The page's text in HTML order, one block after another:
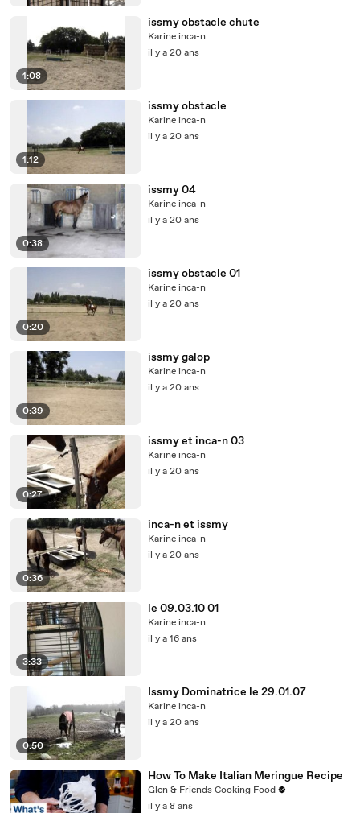
1:08
issmy obstacle chute
Karine inca-n
il y a 20 ans
1:12
issmy obstacle
Karine inca-n
il y a 20 ans
0:38
issmy 04
Karine inca-n
il y a 20 ans
0:20
issmy obstacle 01
Karine inca-n
il y a 20 ans
0:39
issmy galop
Karine inca-n
il y a 20 ans
0:27
issmy et inca-n 03
Karine inca-n
il y a 20 ans
0:36
inca-n et issmy
Karine inca-n
il y a 20 ans
3:33
le 09.03.10 01
Karine inca-n
il y a 16 ans
0:50
Issmy Dominatrice le 29.01.07
Karine inca-n
il y a 20 ans
How To Make Italian Meringue Recipe
Glen & Friends Cooking Food
il y a 8 ans